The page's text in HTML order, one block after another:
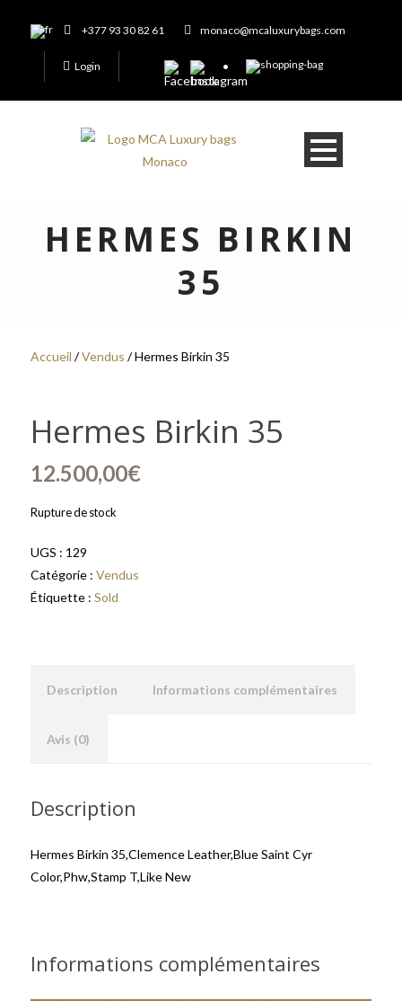
+377 93 30 82 61 monaco@mcaluxurybags.com
Login
HERMES BIRKIN
35
Accueil /Vendus / Hermes Birkin 35
Hermes Birkin 35
12.500,00€
Rupture de stock
UGS : 129
Catégorie : Vendus
Étiquette : Sold
Description Informations complémentaires
Avis (0)
Description
Hermes Birkin 35,Clemence Leather,Blue Saint Cyr
Color,Phw,Stamp T,Like New
Informations complémentaires